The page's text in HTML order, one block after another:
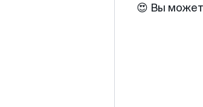
😍 Вы